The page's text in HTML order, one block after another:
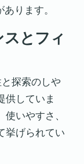
ります。
とフィ
探索のしや
供していま
いやすさ、
挙げられてい